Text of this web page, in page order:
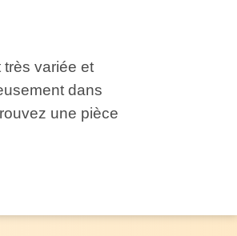
variée et
dans
une pièce